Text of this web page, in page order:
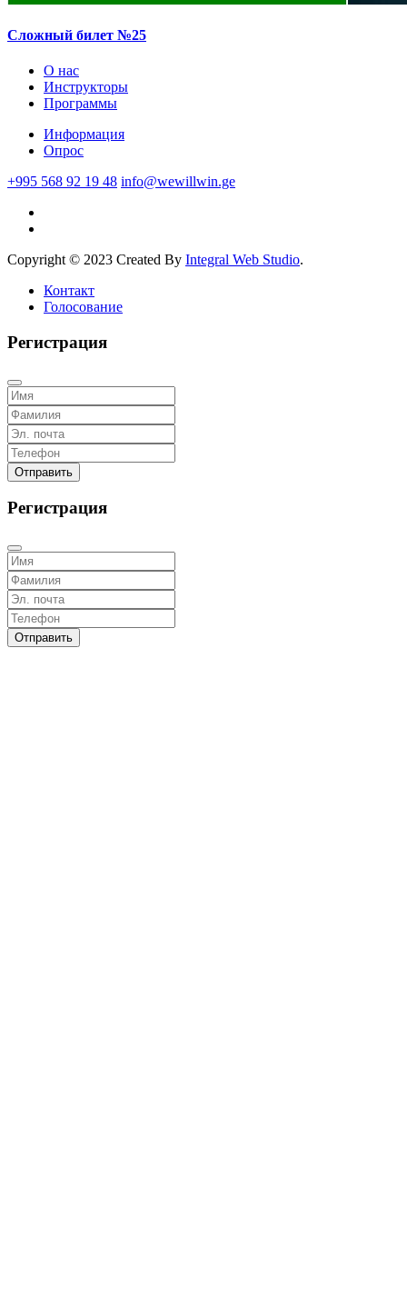
Сложный билет №25
О нас
Инструкторы
Программы
Информация
Опрос
+995 568 92 19 48 info@wewillwin.ge
Copyright © 2023 Created By Integral Web Studio.
Контакт
Голосование
Регистрация
Отправить
Регистрация
Отправить